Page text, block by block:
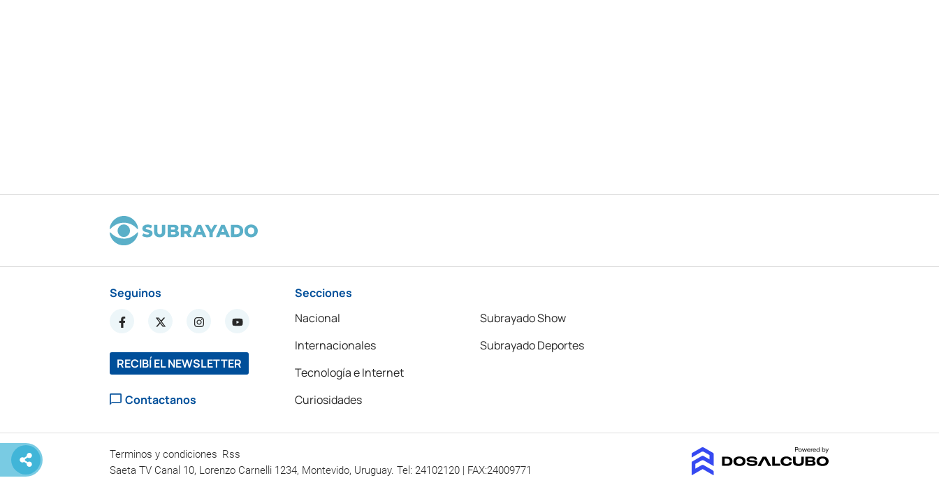
Seguinos
RECIBÍ EL NEWSLETTER
Contactanos
Secciones
Nacional
Internacionales
Tecnología e Internet
Curiosidades
Subrayado Show
Subrayado Deportes
Terminos y condiciones Rss
Saeta TV Canal 10, Lorenzo Carnelli 1234, Montevido, Uruguay. Tel: 24102120 | FAX:24009771